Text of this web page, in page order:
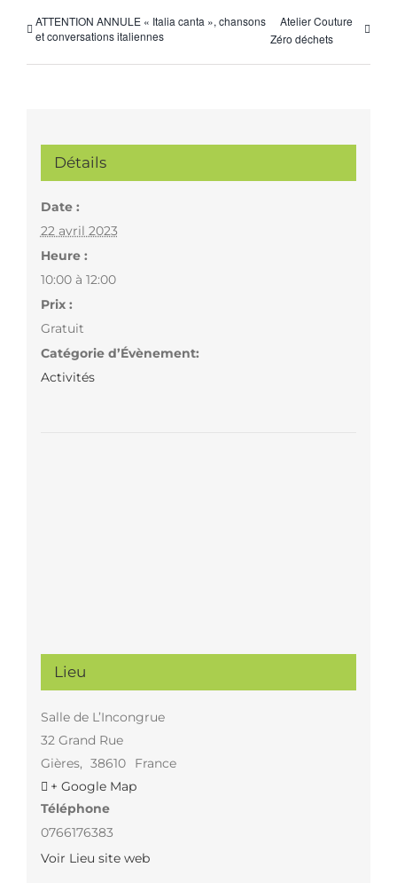
ATTENTION ANNULE « Italia canta », chansons
et conversations italiennes
Atelier Couture
Zéro déchets
Détails
Date :
22 avril 2023
Heure :
10:00 à 12:00
Prix :
Gratuit
Catégorie d’Évènement:
Activités
Lieu
Salle de L’Incongrue
32 Grand Rue
Gières, 38610
France
+ Google Map
Téléphone
0766176383
Voir Lieu site web